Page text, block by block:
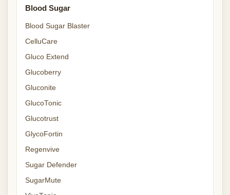
Blood Sugar
Blood Sugar Blaster
CelluCare
Gluco Extend
Glucoberry
Gluconite
GlucoTonic
Glucotrust
GlycoFortin
Regenvive
Sugar Defender
SugarMute